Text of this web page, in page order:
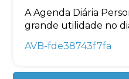
A Agenda Diária
grande utilidade no
AVB-fde38743f7fa